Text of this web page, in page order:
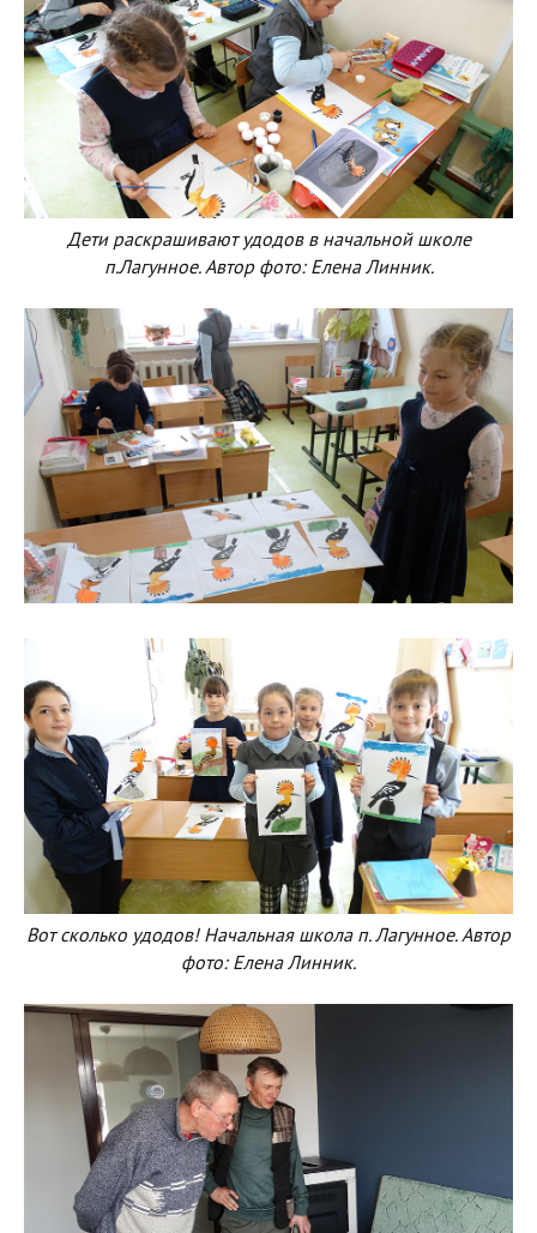
Дети раскрашивают удодов в начальной школе
п.Лагунное. Автор фото: Елена Линник.
Вот сколько удодов! Начальная школа п. Лагунное. Автор
фото: Елена Линник.